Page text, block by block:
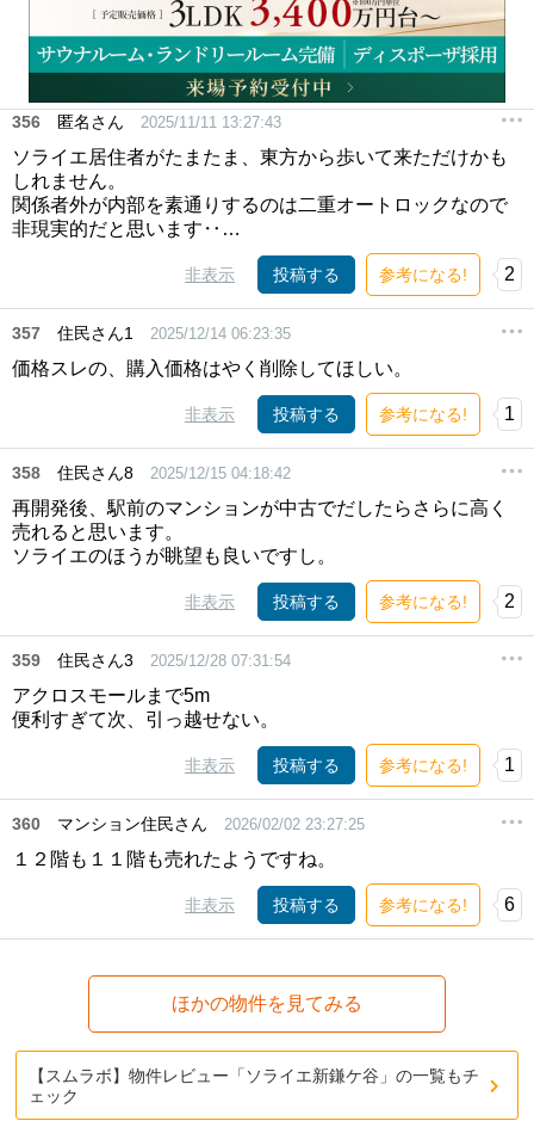
356 匿名さん 2025/11/11 13:27:43
ソライエ居住者がたまたま、東方から歩いて来ただけかも
しれません。
関係者外が内部を素通りするのは二重オートロックなので
非現実的だと思います‥…
非表示 投稿する 参考になる! 2
357 住民さん1 2025/12/14 06:23:35
価格スレの、購入価格はやく削除してほしい。
非表示 投稿する 参考になる! 1
358 住民さん8 2025/12/15 04:18:42
再開発後、駅前のマンションが中古でだしたらさらに高く
売れると思います。
ソライエのほうが眺望も良いですし。
非表示 投稿する 参考になる! 2
359 住民さん3 2025/12/28 07:31:54
アクロスモールまで5m
便利すぎて次、引っ越せない。
非表示 投稿する 参考になる! 1
360 マンション住民さん 2026/02/02 23:27:25
１２階も１１階も売れたようですね。
非表示 投稿する 参考になる! 6
ほかの物件を見てみる
【スムラボ】物件レビュー「ソライエ新鎌ケ谷」の一覧もチ
ェック